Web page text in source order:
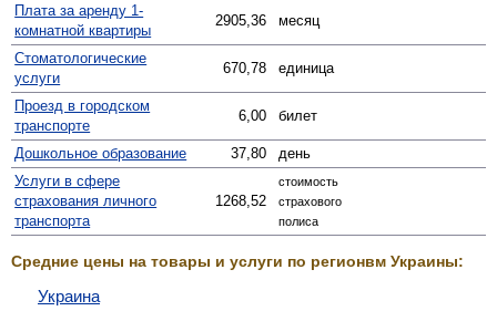
Плата за аренду 1-
комнатной квартиры
2905,36 месяц
Стомато­логические
услуги
670,78 единица
Проезд в городском
транспорте
6,00 билет
Дошкольное образование 37,80
день
Услуги в сфере
страхования личного
транспорта
1268,52
стоимость
страхового
полиса
Средние цены на товары и услуги по регионвм Украины:
Украина